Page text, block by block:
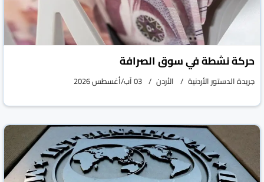
حركة نشطة في سوق الصرافة
جريدة الدستور الأردنية الأردن 03 آب/أغسطس 2026